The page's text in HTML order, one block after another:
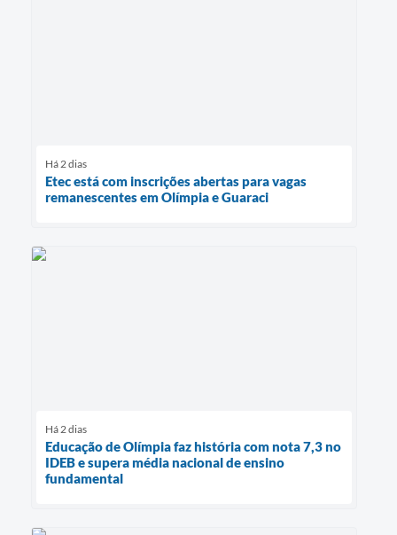
Há 2 dias
Etec está com inscrições abertas para vagas
remanescentes em Olímpia e Guaraci
Há 2 dias
Educação de Olímpia faz história com nota 7,3 no
IDEB e supera média nacional de ensino
fundamental